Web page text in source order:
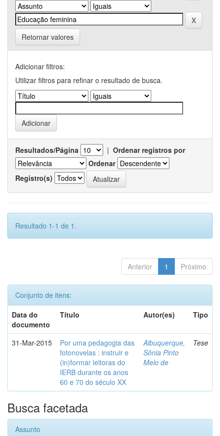
Retornar valores
Adicionar filtros:
Utilizar filtros para refinar o resultado de busca.
Resultados/Página | Ordenar registros por
Ordenar
Registro(s)
Resultado 1-1 de 1.
Anterior 1 Próximo
Conjunto de itens:
Data do
documento
Título Autor(es) Tipo
31-Mar-2015
Por uma pedagogia das
fotonovelas : instruir e
(in)formar leitoras do
IERB durante os anos
60 e 70 do século XX
Albuquerque,
Sônia Pinto
Melo de
Tese
Busca facetada
Assunto